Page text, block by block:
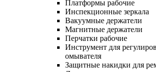
Платформы рабочие
Инспекционные зеркала
Вакуумные держатели
Магнитные держатели
Перчатки рабочие
Инструмент для
омывателя
Защитные накидки для